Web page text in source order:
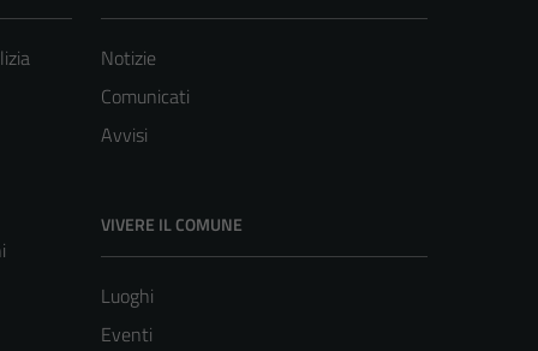
Notizie
Comunicati
Avvisi
VIVERE IL COMUNE
Luoghi
Eventi